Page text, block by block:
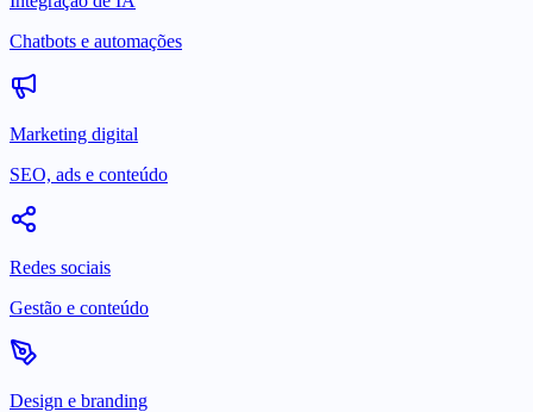
Chatbots e automações
Marketing digital
SEO, ads e conteúdo
Redes sociais
Gestão e conteúdo
Design e branding